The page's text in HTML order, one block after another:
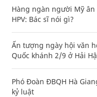
Hàng ngàn người Mỹ
HPV: Bác sĩ nói gì?
Ấn tượng ngày hội văn
Quốc khánh 2/9 ở Hải
Phó Đoàn ĐBQH Hà
kỷ luật